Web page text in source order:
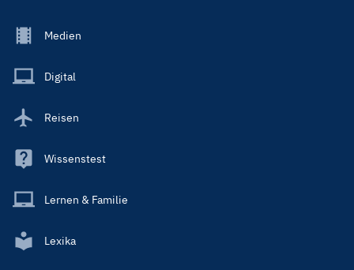
Footer
Main
Medien
Digital
Reisen
Wissenstest
Lernen & Familie
Lexika